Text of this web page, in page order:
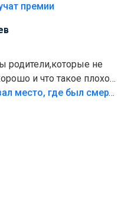
премии
родители,которые не
и что такое плохо!
безумия,есть же
«Попал на пику»: СК показал место, где был смертельно травмирован ребенок в Тольятти